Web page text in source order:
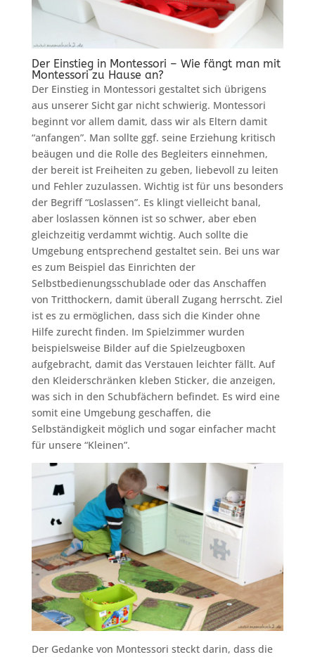
Der Einstieg in Montessori – Wie fängt man mit
Montessori zu Hause an?
Der Einstieg in Montessori gestaltet sich übrigens
aus unserer Sicht gar nicht schwierig. Montessori
beginnt vor allem damit, dass wir als Eltern damit
“anfangen”. Man sollte ggf. seine Erziehung kritisch
beäugen und die Rolle des Begleiters einnehmen,
der bereit ist Freiheiten zu geben, liebevoll zu leiten
und Fehler zuzulassen. Wichtig ist für uns besonders
der Begriff “Loslassen”. Es klingt vielleicht banal,
aber loslassen können ist so schwer, aber eben
gleichzeitig verdammt wichtig. Auch sollte die
Umgebung entsprechend gestaltet sein. Bei uns war
es zum Beispiel das Einrichten der
Selbstbedienungsschublade oder das Anschaffen
von Tritthockern, damit überall Zugang herrscht. Ziel
ist es zu ermöglichen, dass sich die Kinder ohne
Hilfe zurecht finden. Im Spielzimmer wurden
beispielsweise Bilder auf die Spielzeugboxen
aufgebracht, damit das Verstauen leichter fällt. Auf
den Kleiderschränken kleben Sticker, die anzeigen,
was sich in den Schubfächern befindet. Es wird eine
somit eine Umgebung geschaffen, die
Selbständigkeit möglich und sogar einfacher macht
für unsere “Kleinen”.
Der Gedanke von Montessori steckt darin, dass die